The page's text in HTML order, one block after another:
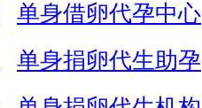
单身借卵代孕中心
单身捐卵代生助孕